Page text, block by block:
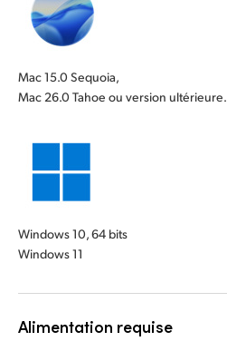
Mac 15.0 Sequoia,
Mac 26.0 Tahoe ou version ultérieure.
Windows 10, 64 bits
Windows 11
Alimentation requise